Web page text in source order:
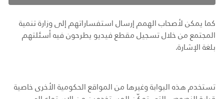
كما يمكن لأصحاب الهمم إرسال استفساراتهم إلى وزارة تنمية
المجتمع من خلال تسجيل مقطع فيديو يطرحون فيه أسئلتهم
بلغة الإشارة.
تستخدم هذه البوابة وغيرها من المواقع الحكومية الأخرى خاصية